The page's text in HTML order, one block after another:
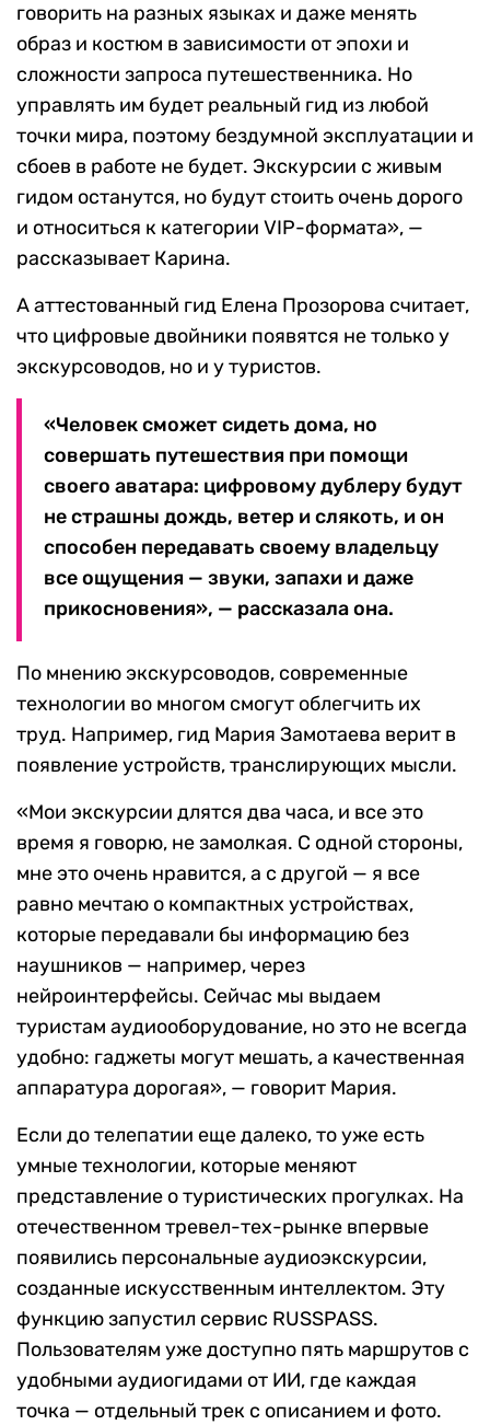
говорить на разных языках и даже менять
образ и костюм в зависимости от эпохи и
сложности запроса путешественника. Но
управлять им будет реальный гид из любой
точки мира, поэтому бездумной эксплуатации и
сбоев в работе не будет. Экскурсии с живым
гидом останутся, но будут стоить очень дорого
и относиться к категории VIP-формата», —
рассказывает Карина.
А аттестованный гид Елена Прозорова считает,
что цифровые двойники появятся не только у
экскурсоводов, но и у туристов.
«Человек сможет сидеть дома, но
совершать путешествия при помощи
своего аватара: цифровому дублеру будут
не страшны дождь, ветер и слякоть, и он
способен передавать своему владельцу
все ощущения — звуки, запахи и даже
прикосновения», — рассказала она.
По мнению экскурсоводов, современные
технологии во многом смогут облегчить их
труд. Например, гид Мария Замотаева верит в
появление устройств, транслирующих мысли.
«Мои экскурсии длятся два часа, и все это
время я говорю, не замолкая. С одной стороны,
мне это очень нравится, а с другой — я все
равно мечтаю о компактных устройствах,
которые передавали бы информацию без
наушников — например, через
нейроинтерфейсы. Сейчас мы выдаем
туристам аудиооборудование, но это не всегда
удобно: гаджеты могут мешать, а качественная
аппаратура дорогая», — говорит Мария.
Если до телепатии еще далеко, то уже есть
умные технологии, которые меняют
представление о туристических прогулках. На
отечественном тревел-тех-рынке впервые
появились персональные аудиоэкскурсии,
созданные искусственным интеллектом. Эту
функцию запустил сервис RUSSPASS.
Пользователям уже доступно пять маршрутов с
удобными аудиогидами от ИИ, где каждая
точка — отдельный трек с описанием и фото.